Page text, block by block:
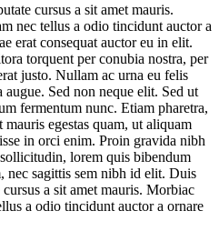
cursus a sit amet mauris.
nec tellus a odio tincidunt auctor a
erat consequat auctor eu in elit.
torquent per conubia nostra, per
justo. Nullam ac urna eu felis
Sed non neque elit. Sed ut
fermentum nunc. Etiam pharetra,
egestas quam, ut aliquam
in orci enim. Proin gravida nibh
lorem quis bibendum
nec sagittis sem nibh id elit. Duis
a sit amet mauris. Morbiac
a odio tincidunt auctor a ornare